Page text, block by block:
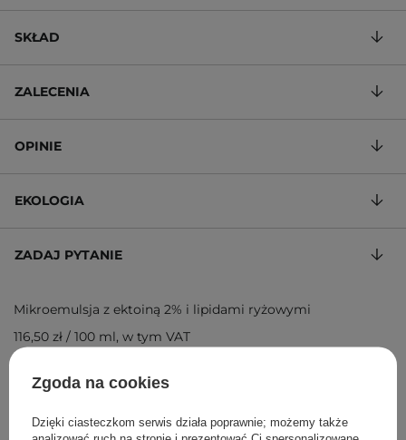
SKŁAD
ZALECENIA
OPINIE
EKOLOGIA
ZADAJ PYTANIE
Mikroemulsja z ektoiną 2% i lipidami ryżowymi
116,50 zł / 100 ml, w tym VAT
Zgoda na cookies
Dzięki ciasteczkom serwis działa poprawnie; możemy także